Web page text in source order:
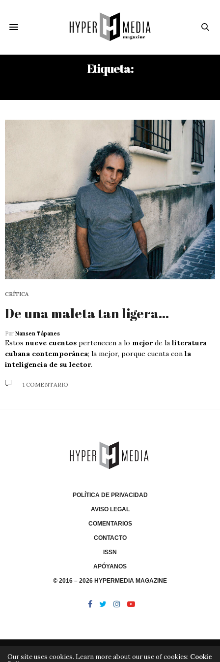
Etiqueta:
CRÍTICA
De una maleta tan ligera…
Por Nansen Tápanes
Estos nueve cuentos pertenecen a lo mejorde la literatura
cubana contemporánea; la mejor, porque cuenta con la
inteligencia de su lector.
1 COMENTARIO
POLÍTICA DE PRIVACIDAD
AVISO LEGAL
COMENTARIOS
CONTACTO
ISSN
APÓYANOS
© 2016 – 2026 HYPERMEDIA MAGAZINE
Our site uses cookies. Learn more about our use of cookies: Cookie